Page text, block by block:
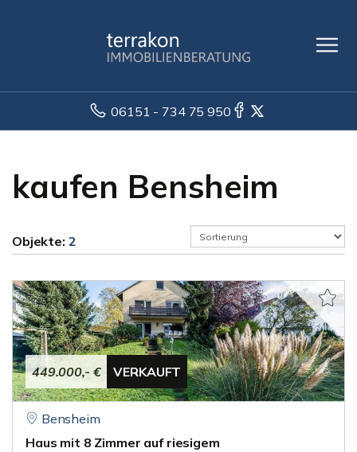
06151 - 734 75 950
kaufen Bensheim
Objekte: 2
449.000,- € VERKAUFT
Bensheim
Haus mit 8 Zimmer auf riesigem